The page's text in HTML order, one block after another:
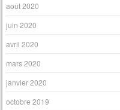
août 2020
juin 2020
avril 2020
mars 2020
janvier 2020
octobre 2019